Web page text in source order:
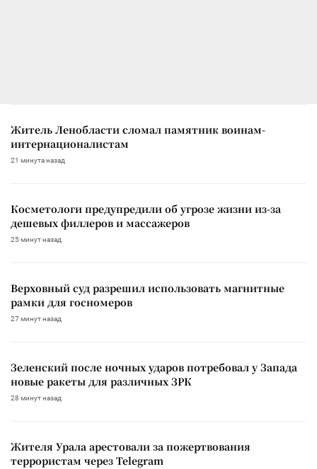
Житель Ленобласти сломал памятник воинам-
интернационалистам
21 минута назад
Косметологи предупредили об угрозе жизни из-за
дешевых филлеров и массажеров
25 минут назад
Верховный суд разрешил использовать магнитные
рамки для госномеров
27 минут назад
Зеленский после ночных ударов потребовал у Запада
новые ракеты для различных ЗРК
28 минут назад
Жителя Урала арестовали за пожертвования
террористам через Telegram